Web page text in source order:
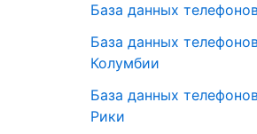
База данных
База данных
Колумбии
База данных
Рики